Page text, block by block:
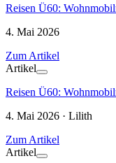
Reisen Ü60:
4. Mai 2026
Zum Artikel
Artikel
Reisen Ü60:
4. Mai 2026 · Lilith
Zum Artikel
Artikel